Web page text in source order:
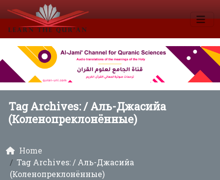
Tag Archives: /Аль-Джасийа
(Коленопреклонённые)
Home
Tag Archives: / Аль-Джасийа
(Коленопреклонённые)